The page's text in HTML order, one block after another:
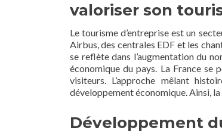
valoriser son
Le tourisme d’entreprise est un
Airbus, des centrales EDF et les
se reflète dans l’augmentation du
économique du pays. La France se
visiteurs. L’approche mêlant
développement économique. Ainsi,
Développement